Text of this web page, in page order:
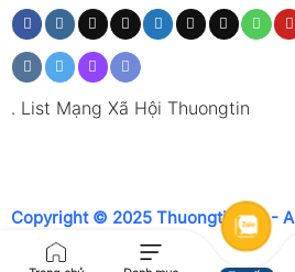
. List Mạng Xã Hội Thuongtin
Copyright © 2025 Thuongtin.net -